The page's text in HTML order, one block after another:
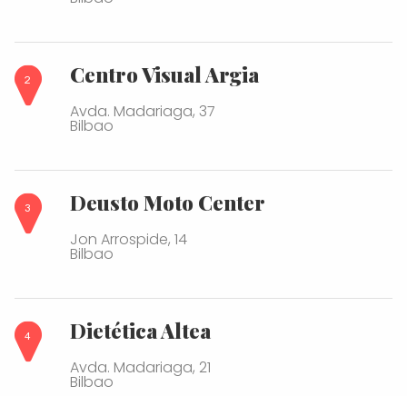
Centro Visual Argia
Avda. Madariaga, 37
Bilbao
Deusto Moto Center
Jon Arrospide, 14
Bilbao
Dietética Altea
Avda. Madariaga, 21
Bilbao